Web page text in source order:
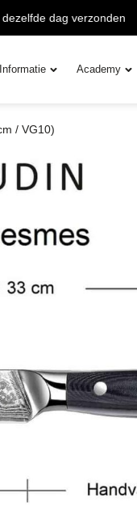
dag verzonden
Informatie Academy
/ VG10)